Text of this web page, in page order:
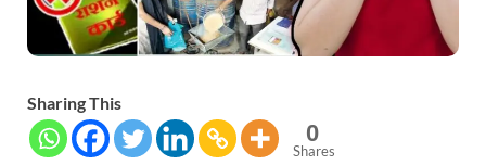
Sharing This
0
Shares